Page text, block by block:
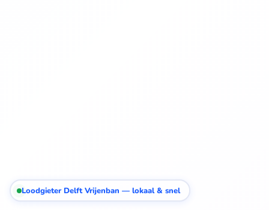
Loodgieter Delft Vrijenban — lokaal & snel